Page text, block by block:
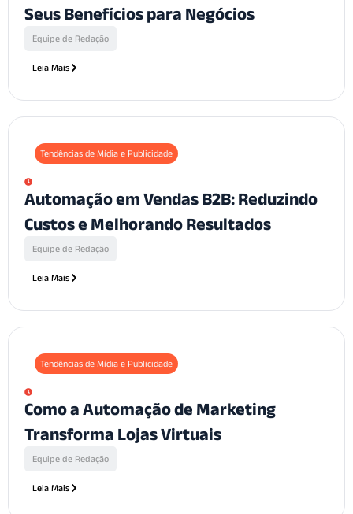
Seus Benefícios para Negócios
Equipe de Redação
Leia Mais
Tendências de Mídia e Publicidade
Automação em Vendas B2B: Reduzindo
Custos e Melhorando Resultados
Equipe de Redação
Leia Mais
Tendências de Mídia e Publicidade
Como a Automação de Marketing
Transforma Lojas Virtuais
Equipe de Redação
Leia Mais